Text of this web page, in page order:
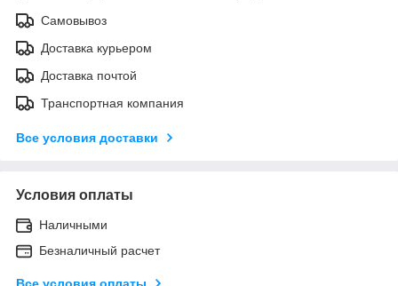
Самовывоз
Доставка курьером
Доставка почтой
Транспортная компания
Все условия доставки
Условия оплаты
Наличными
Безналичный расчет
Все условия оплаты